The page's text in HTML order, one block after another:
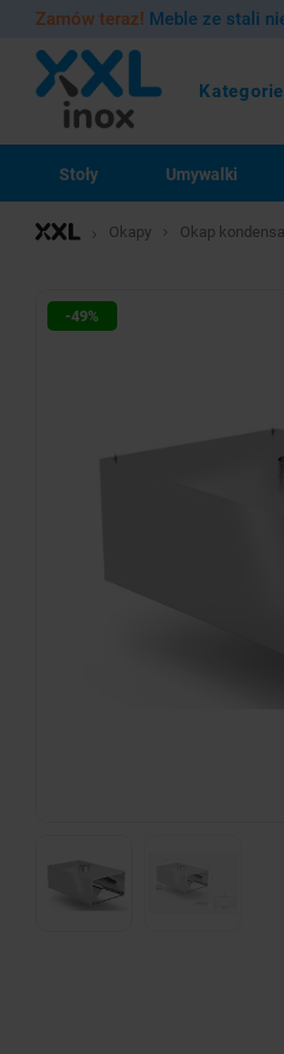
Zamów teraz! Meble ze stali
Kategorie
Stoły Umywalki
Okapy Okap
-49%